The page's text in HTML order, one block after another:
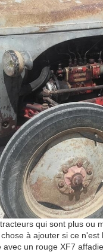
qui sont plus ou
à ajouter si ce
un rouge XF7